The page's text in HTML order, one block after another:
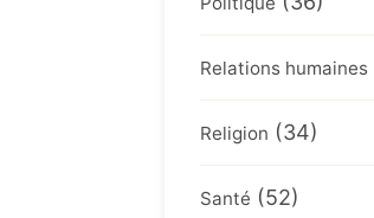
Relations humaines
Religion (34)
Santé (52)